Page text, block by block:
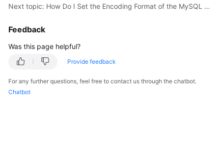
Reference
FAQs
Videos
Next topic: How Do I Set the Encoding Format of the MySQL 8.0 Character Set?
Feedback
Was this page helpful?
Provide feedback
For any further questions, feel free to contact us through the chatbot.
Chatbot